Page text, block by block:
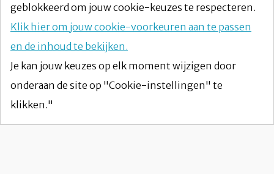
geblokkeerd om jouw cookie-keuzes te respecteren.
Klik hier om jouw cookie-voorkeuren aan te passen
en de inhoud te bekijken.
Je kan jouw keuzes op elk moment wijzigen door
onderaan de site op "Cookie-instellingen" te
klikken."